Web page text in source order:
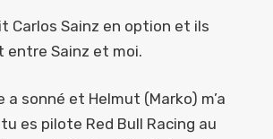
Carlos Sainz en option et ils
entre Sainz et moi.
a sonné et Helmut (Marko) m’a
tu es pilote Red Bull Racing au